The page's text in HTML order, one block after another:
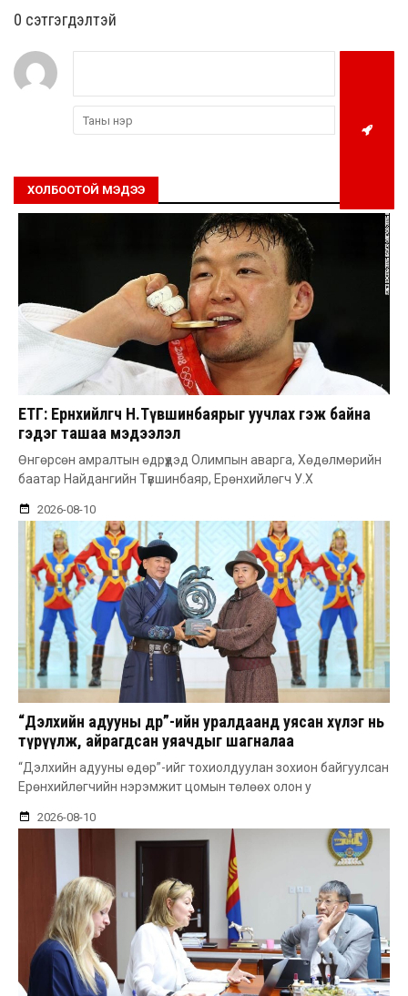
0 cэтгэгдэлтэй
ХОЛБООТОЙ МЭДЭЭ
ЕТГ: Ерөнхийлөгч Н.Түвшинбаярыг уучлах гэж байна
гэдэг ташаа мэдээлэл
Өнгөрсөн амралтын өдрүүдэд Олимпын аварга, Хөдөлмөрийн
баатар Найдангийн Түвшинбаяр, Ерөнхийлөгч У.Х
2026-08-10
“Дэлхийн адууны өдөр”-ийн уралдаанд уясан хүлэг нь
түрүүлж, айрагдсан уяачдыг шагналаа
“Дэлхийн адууны өдөр”-ийг тохиолдуулан зохион байгуулсан
Ерөнхийлөгчийн нэрэмжит цомын төлөөх олон у
2026-08-10